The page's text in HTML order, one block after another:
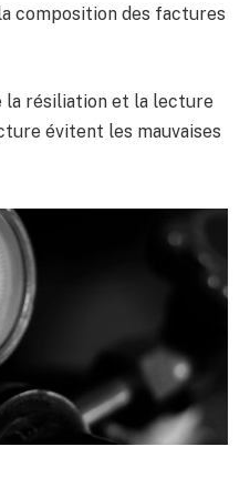
composition des factures
la résiliation et la lecture
évitent les mauvaises